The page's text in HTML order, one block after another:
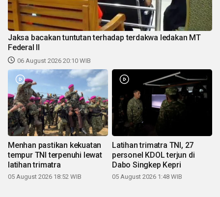
Jaksa bacakan tuntutan terhadap terdakwa ledakan MT
Federal II
06 August 2026 20:10 WIB
Menhan pastikan kekuatan
tempur TNI terpenuhi lewat
latihan trimatra
05 August 2026 18:52 WIB
Latihan trimatra TNI, 27
personel KDOL terjun di
Dabo Singkep Kepri
05 August 2026 1:48 WIB